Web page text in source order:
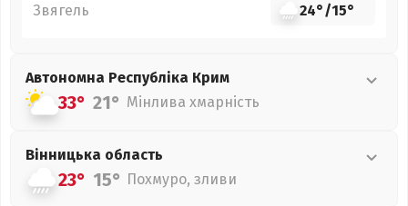
Звягель 24°/15°
Автономна Республіка Крим
33° 21° Мінлива хмарність
Вінницька область
23° 15° Похмуро, зливи